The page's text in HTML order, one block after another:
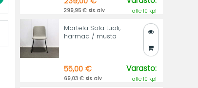
299,95 € sis. alv alle 10 kpl
Martela Sola tuoli,
harmaa / musta
55,00 €
69,03 € sis. alv
Varasto:
alle 10 kpl